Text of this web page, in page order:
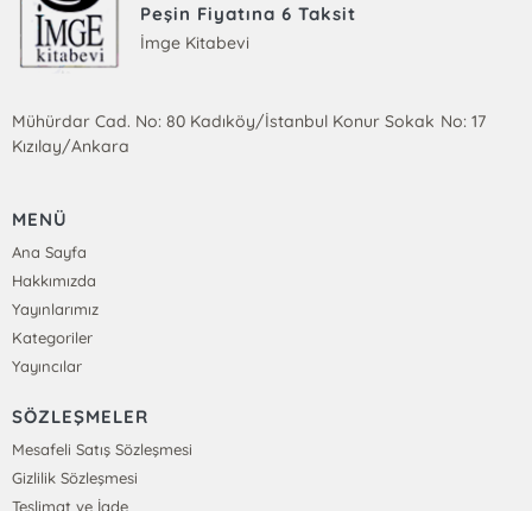
Peşin Fiyatına 6 Taksit
İmge Kitabevi
Mühürdar Cad. No: 80 Kadıköy/İstanbul Konur Sokak No: 17
Kızılay/Ankara
MENÜ
Ana Sayfa
Hakkımızda
Yayınlarımız
Kategoriler
Yayıncılar
SÖZLEŞMELER
Mesafeli Satış Sözleşmesi
Gizlilik Sözleşmesi
Teslimat ve İade